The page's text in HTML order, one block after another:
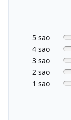
5 sao
4 sao
3 sao
2 sao
1 sao